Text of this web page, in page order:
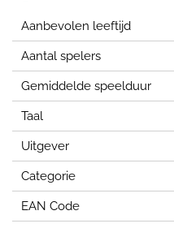
Aanbevolen leeftijd
Aantal spelers
Gemiddelde speelduur
Taal
Uitgever
Categorie
EAN Code